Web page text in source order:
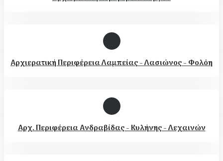
Αρχιερατική Περιφέρεια Λαμπείας - Λασιώνος - Φολόη
Αρχ. Περιφέρεια Ανδραβίδας - Κυλήνης - Λεχαινών